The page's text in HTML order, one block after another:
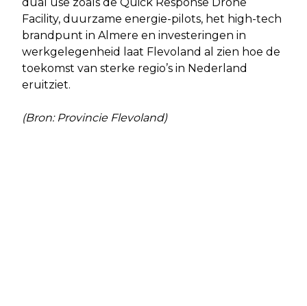
Facility, duurzame energie-pilots, het high-tech
brandpunt in Almere en investeringen in
werkgelegenheid laat Flevoland al zien hoe de
toekomst van sterke regio’s in Nederland
eruitziet.
(Bron: Provincie Flevoland)